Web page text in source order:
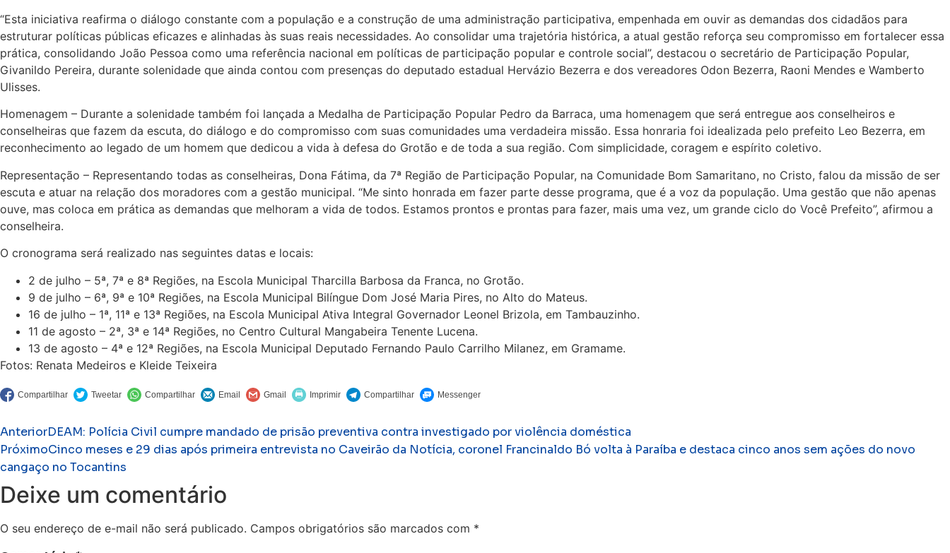
“Esta iniciativa reafirma o diálogo constante com a população e a construção de uma administração participativa, empenhada em ouvir as demandas dos cidadãos para
estruturar políticas públicas eficazes e alinhadas às suas reais necessidades. Ao consolidar uma trajetória histórica, a atual gestão reforça seu compromisso em fortalecer essa
prática, consolidando João Pessoa como uma referência nacional em políticas de participação popular e controle social”, destacou o secretário de Participação Popular,
Givanildo Pereira, durante solenidade que ainda contou com presenças do deputado estadual Hervázio Bezerra e dos vereadores Odon Bezerra, Raoni Mendes e Wamberto
Ulisses.
Homenagem – Durante a solenidade também foi lançada a Medalha de Participação Popular Pedro da Barraca, uma homenagem que será entregue aos conselheiros e
conselheiras que fazem da escuta, do diálogo e do compromisso com suas comunidades uma verdadeira missão. Essa honraria foi idealizada pelo prefeito Leo Bezerra, em
reconhecimento ao legado de um homem que dedicou a vida à defesa do Grotão e de toda a sua região. Com simplicidade, coragem e espírito coletivo.
Representação – Representando todas as conselheiras, Dona Fátima, da 7ª Região de Participação Popular, na Comunidade Bom Samaritano, no Cristo, falou da missão de ser
escuta e atuar na relação dos moradores com a gestão municipal. “Me sinto honrada em fazer parte desse programa, que é a voz da população. Uma gestão que não apenas
ouve, mas coloca em prática as demandas que melhoram a vida de todos. Estamos prontos e prontas para fazer, mais uma vez, um grande ciclo do Você Prefeito”, afirmou a
conselheira.
O cronograma será realizado nas seguintes datas e locais:
2 de julho – 5ª, 7ª e 8ª Regiões, na Escola Municipal Tharcilla Barbosa da Franca, no Grotão.
9 de julho – 6ª, 9ª e 10ª Regiões, na Escola Municipal Bilíngue Dom José Maria Pires, no Alto do Mateus.
16 de julho – 1ª, 11ª e 13ª Regiões, na Escola Municipal Ativa Integral Governador Leonel Brizola, em Tambauzinho.
11 de agosto – 2ª, 3ª e 14ª Regiões, no Centro Cultural Mangabeira Tenente Lucena.
13 de agosto – 4ª e 12ª Regiões, na Escola Municipal Deputado Fernando Paulo Carrilho Milanez, em Gramame.
Fotos: Renata Medeiros e Kleide Teixeira
AnteriorDEAM: Polícia Civil cumpre mandado de prisão preventiva contra investigado por violência doméstica
PróximoCinco meses e 29 dias após primeira entrevista no Caveirão da Notícia, coronel Francinaldo Bó volta à Paraíba e destaca cinco anos sem ações do novo
cangaço no Tocantins
Deixe um comentário
O seu endereço de e-mail não será publicado. Campos obrigatórios são marcados com *